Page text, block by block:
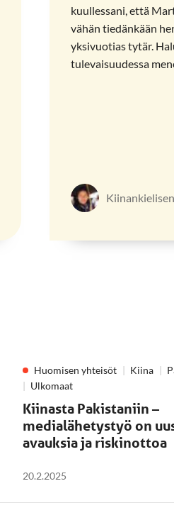
kuullessani, että
vähän tiedänkään
yksivuotias tytär.
tulevaisuudessa
Huomisen yhteisöt Kiina
Ulkomaat
Kiinasta Pakistaniin –
medialähetystyö on
avauksia ja riskinottoa
20.2.2025